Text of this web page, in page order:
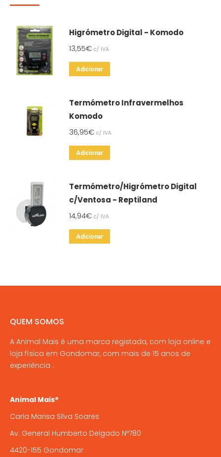
Higrómetro Digital - Komodo
13,55€ c/ IVA
Adicionar
Termómetro Infravermelhos
Komodo
36,95€ c/ IVA
Adicionar
Termómetro/Higrómetro Digital
c/Ventosa - Reptiland
14,94€ c/ IVA
Adicionar
QUEM SOMOS
A Animal Mais é uma marca registada, com loja online e
loja física em Gondomar, com mais de 15 anos de
experiência .
Animal Mais®
Carla Marisa Silva Soares
Av. General Humberto Delgado Nº780
4420-155 Gondomar